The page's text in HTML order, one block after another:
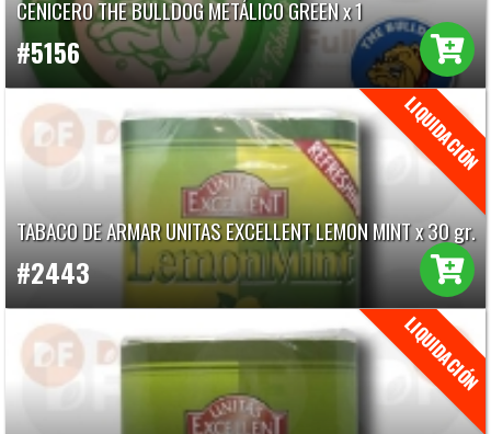
CENICERO THE BULLDOG METÁLICO GREEN x 1
#5156
TABACO DE ARMAR UNITAS EXCELLENT LEMON MINT x 30 gr.
#2443